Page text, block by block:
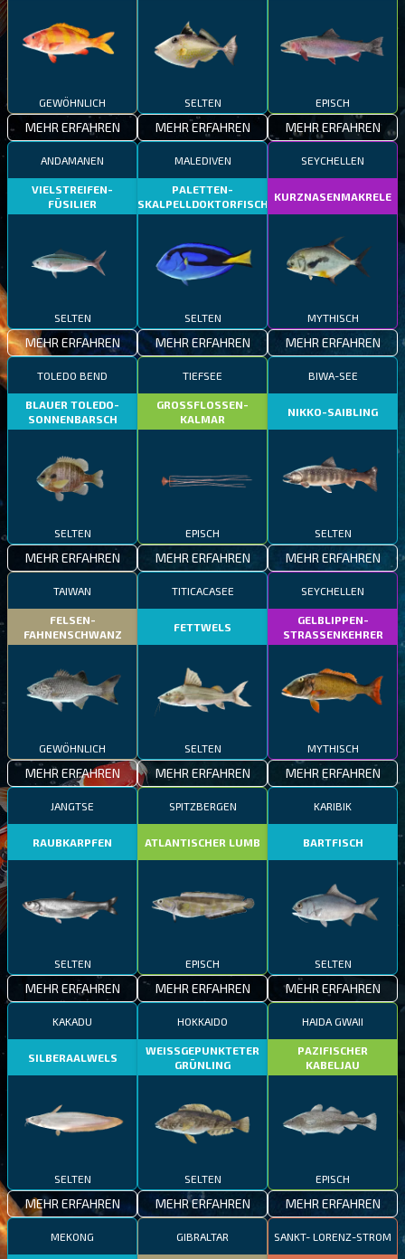
GEWÖHNLICH
MEHR ERFAHREN
SELTEN
MEHR ERFAHREN
EPISCH
MEHR ERFAHREN
ANDAMANEN
VIELSTREIFEN-
FÜSILIER
SELTEN
MEHR ERFAHREN
MALEDIVEN
PALETTEN-
SKALPELLDOKTORFISCH
SELTEN
MEHR ERFAHREN
SEYCHELLEN
KURZNASENMAKRELE
MYTHISCH
MEHR ERFAHREN
TOLEDO BEND
BLAUER TOLEDO-
SONNENBARSCH
SELTEN
MEHR ERFAHREN
TIEFSEE
GROSSFLOSSEN-
KALMAR
EPISCH
MEHR ERFAHREN
BIWA-SEE
NIKKO-SAIBLING
SELTEN
MEHR ERFAHREN
TAIWAN
FELSEN-
FAHNENSCHWANZ
GEWÖHNLICH
MEHR ERFAHREN
TITICACASEE
FETTWELS
SELTEN
MEHR ERFAHREN
SEYCHELLEN
GELBLIPPEN-
STRASSENKEHRER
MYTHISCH
MEHR ERFAHREN
JANGTSE
RAUBKARPFEN
SELTEN
MEHR ERFAHREN
SPITZBERGEN
ATLANTISCHER LUMB
EPISCH
MEHR ERFAHREN
KARIBIK
BARTFISCH
SELTEN
MEHR ERFAHREN
KAKADU
SILBERAALWELS
SELTEN
MEHR ERFAHREN
HOKKAIDO
WEISSGEPUNKTETER
GRÜNLING
SELTEN
MEHR ERFAHREN
HAIDA GWAII
PAZIFISCHER
KABELJAU
EPISCH
MEHR ERFAHREN
MEKONG GIBRALTAR SANKT- LORENZ-STROM